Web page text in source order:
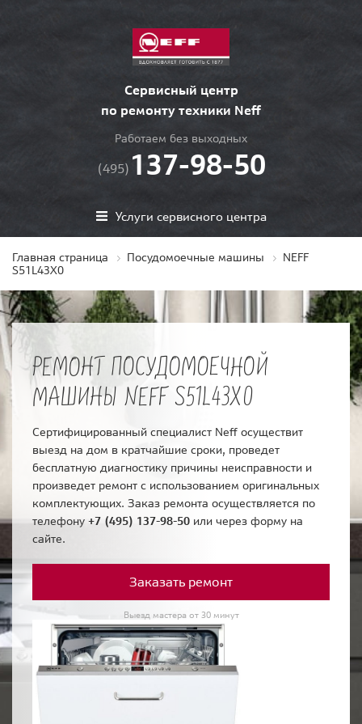
Сервисный центр
по ремонту техники Neff
Работаем без выходных
(495) 137-98-50
Услуги сервисного центра
Главная страница Посудомоечные машины
NEFF
S51L43X0
РЕМОНТ ПОСУДОМОЕЧНОЙ
МАШИНЫ NEFF S51L43X0
Сертифицированный специалист Neff осуществит
выезд на дом в кратчайшие сроки, проведет
бесплатную диагностику причины неисправности и
произведет ремонт с использованием оригинальных
комплектующих. Заказ ремонта осуществляется по
телефону +7 (495) 137-98-50 или через форму на
сайте.
Заказать ремонт
Выезд мастера от 30 минут